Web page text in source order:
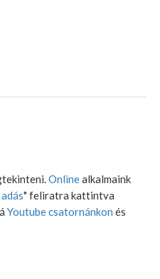
Onlinealkalmaink
" feliratra kattintva
Youtube csatornánkon és